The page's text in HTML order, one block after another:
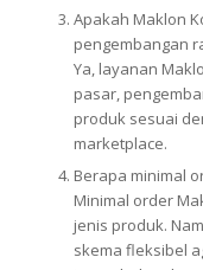
Apakah Maklon
pengembangan
Ya, layanan
pasar,
produk sesuai
marketplace.
Berapa minimal
Minimal order
jenis produk.
skema fleksibel